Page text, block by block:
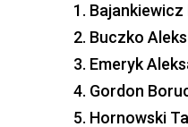
Bajankiewicz
Buczko
Emeryk
Gordon
Hornowski